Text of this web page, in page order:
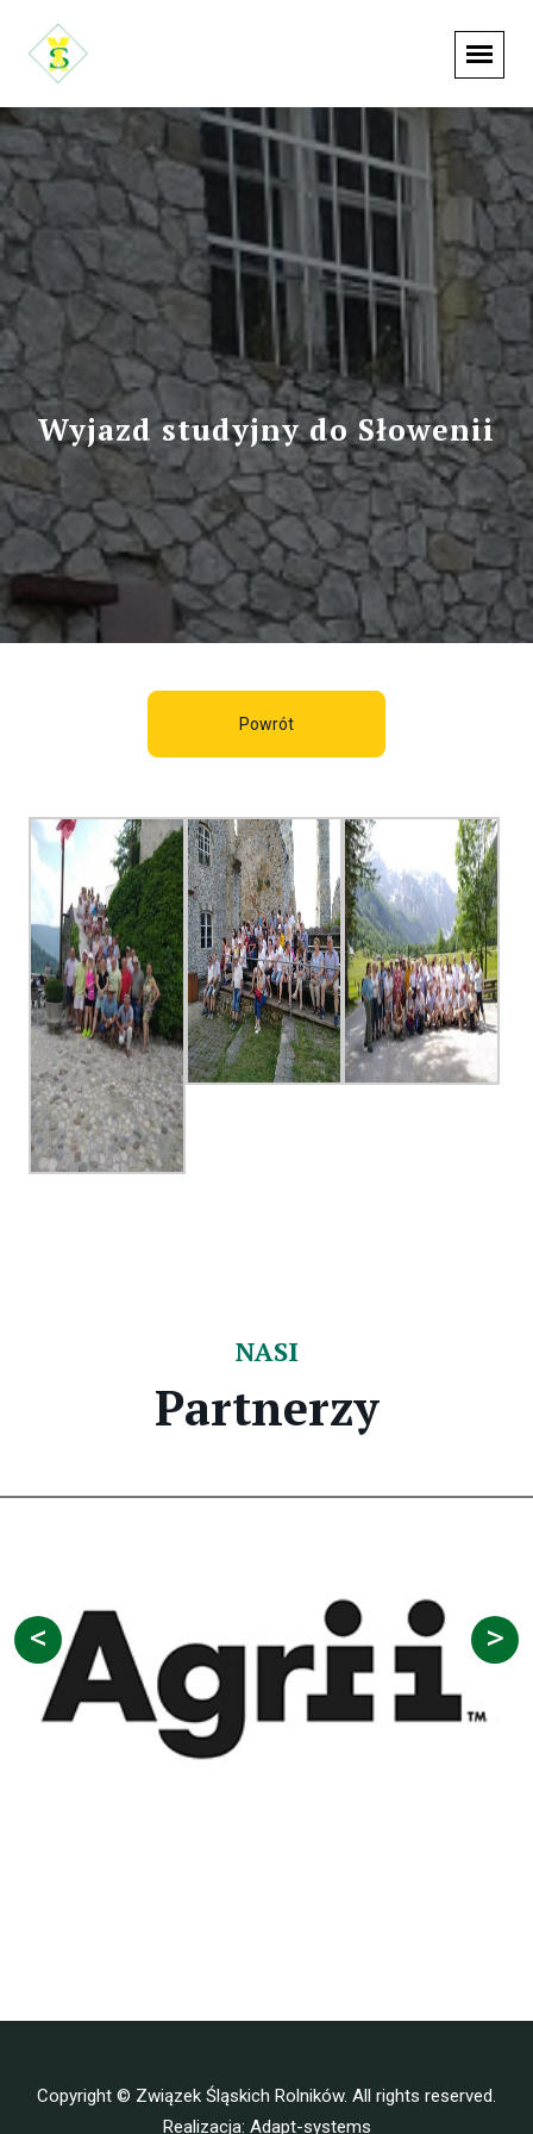
Wyjazd studyjny do Słowenii
Powrót
NASI
Partnerzy
Copyright © Związek Śląskich Rolników. All rights reserved.
Realizacja: Adapt-systems